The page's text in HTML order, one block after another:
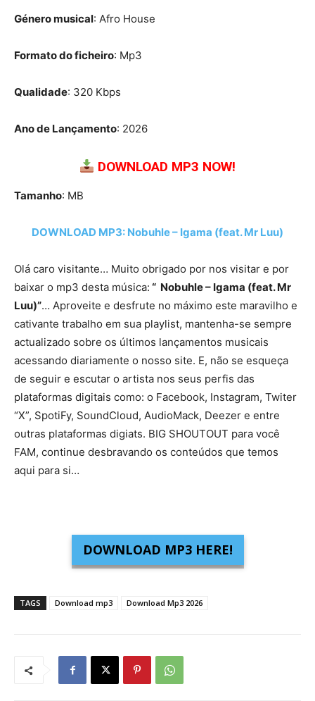
Género musical: Afro House
Formato do ficheiro: Mp3
Qualidade: 320 Kbps
Ano de Lançamento: 2026
DOWNLOAD MP3 NOW!
Tamanho: MB
DOWNLOAD MP3: Nobuhle – Igama (feat. Mr Luu)
Olá caro visitante… Muito obrigado por nos visitar e por
baixar o mp3 desta música: “ Nobuhle – Igama (feat. Mr
Luu)”… Aproveite e desfrute no máximo este maravilho e
cativante trabalho em sua playlist, mantenha-se sempre
actualizado sobre os últimos lançamentos musicais
acessando diariamente o nosso site. E, não se esqueça
de seguir e escutar o artista nos seus perfis das
plataformas digitais como: o Facebook, Instagram, Twiter
“X”, SpotiFy, SoundCloud, AudioMack, Deezer e entre
outras plataformas digiats. BIG SHOUTOUT para você
FAM, continue desbravando os conteúdos que temos
aqui para si…
DOWNLOAD MP3 HERE!
TAGS Download mp3 Download Mp3 2026